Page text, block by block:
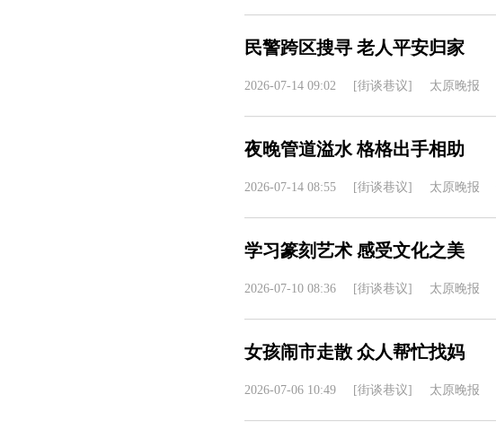
民警跨区搜寻 老人平安归家
2026-07-14 09:02 [街谈巷议] 太原晚报
夜晚管道溢水 格格出手相助
2026-07-14 08:55 [街谈巷议] 太原晚报
学习篆刻艺术 感受文化之美
2026-07-10 08:36 [街谈巷议] 太原晚报
女孩闹市走散 众人帮忙找妈
2026-07-06 10:49 [街谈巷议] 太原晚报